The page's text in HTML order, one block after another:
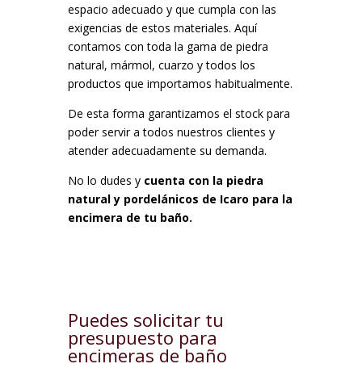
espacio adecuado y que cumpla con las
exigencias de estos materiales. Aquí
contamos con toda la gama de piedra
natural, mármol, cuarzo y todos los
productos que importamos habitualmente.
De esta forma garantizamos el stock para
poder servir a todos nuestros clientes y
atender adecuadamente su demanda.
No lo dudes y cuenta con la piedra
natural y pordelánicos de Icaro para la
encimera de tu baño.
Puedes solicitar tu
presupuesto para
encimeras de baño